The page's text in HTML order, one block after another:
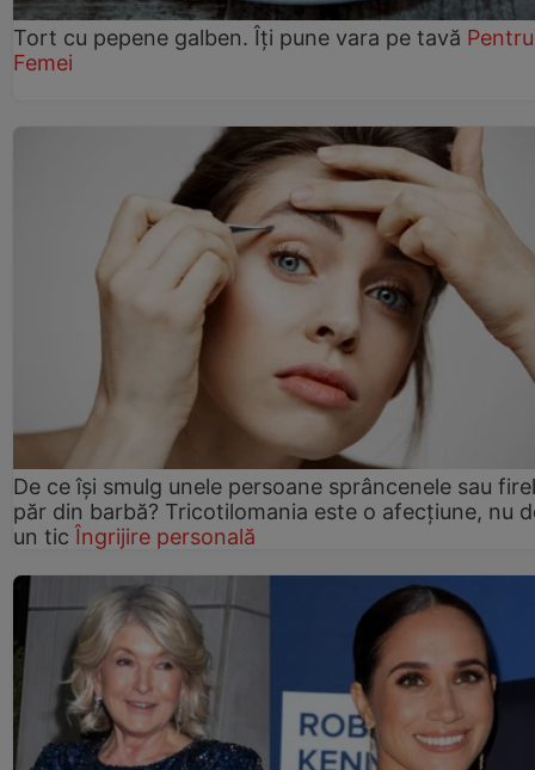
Tort cu pepene galben. Îți pune vara pe tavă Pentru
Femei
De ce își smulg unele persoane sprâncenele sau
păr din barbă? Tricotilomania este o afecțiune, nu
un tic Îngrijire personală